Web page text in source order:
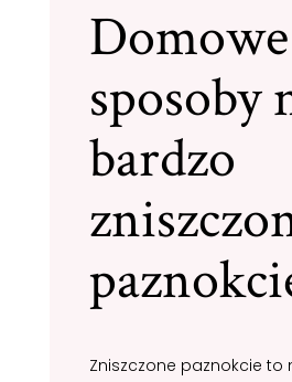
Domowe
sposoby
bardzo
Zniszczone paznokcie to